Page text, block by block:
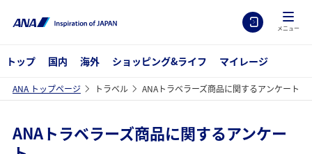
メニュー
トップ 国内 海外 ショッピング&ライフ マイレージ
ANA トップページ トラベル ANAトラベラーズ商品に関するアンケート
ANAトラベラーズ商品に関するアンケー